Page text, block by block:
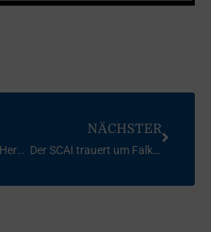
Der SCAI trauert um Hermann Seltmann
NÄCHSTER
Der SCAI trauert um Falk Burghold